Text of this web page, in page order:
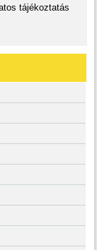
tájékoztatás